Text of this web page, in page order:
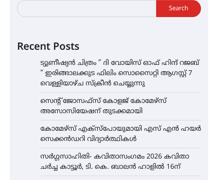
Search
Recent Posts
ട്യുണീഷ്യൻ ചിത്രം ” ദി വോയിസ് ഓഫ് ഹിന്ദ് റജബ്
” ഇരിങ്ങാലക്കുട ഫിലിം സൊസൈറ്റി ആഗസ്റ്റ് 7
വെള്ളിയാഴ്ച സ്‌ക്രീൻ ചെയ്യുന്നു
സെന്റ് ജോസഫ്സ് കോളജ് കോമേഴ്‌സ്
അസോസിയേഷന് തുടക്കമായി
കോമേഴ്സ് എക്സ്പോയുമായി എസ് എൻ ഹയർ
സെക്കൻഡറി വിദ്യാർത്ഥികൾ
സർഗ്ഗസാഹിതി- കവിതാസംഗമം 2026 കവിതാ
ചർച്ച കാട്ടൂർ, ടി. കെ. ബാലൻ ഹാളിൽ 16ന്